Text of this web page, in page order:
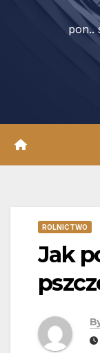
pon..
ROLNICTWO
Jak